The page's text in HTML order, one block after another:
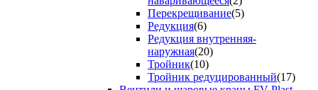
Перекрещивание(5)
Редукция(6)
Редукция внутренняя-
наружная(20)
Тройник(10)
Тройник редуцированный(17)